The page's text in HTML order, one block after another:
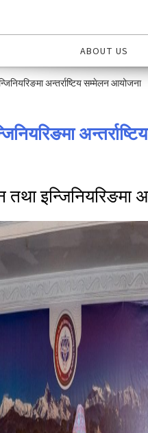
ABOUT US
अन्तर्राष्टिय सम्मेलन आयोजना
तथा